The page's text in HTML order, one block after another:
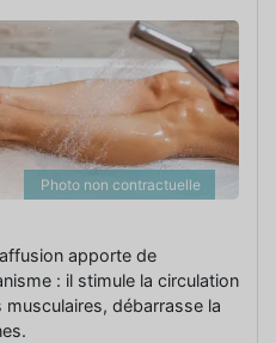
Photo non contractuelle
apporte de
: il stimule la circulation
débarrasse la